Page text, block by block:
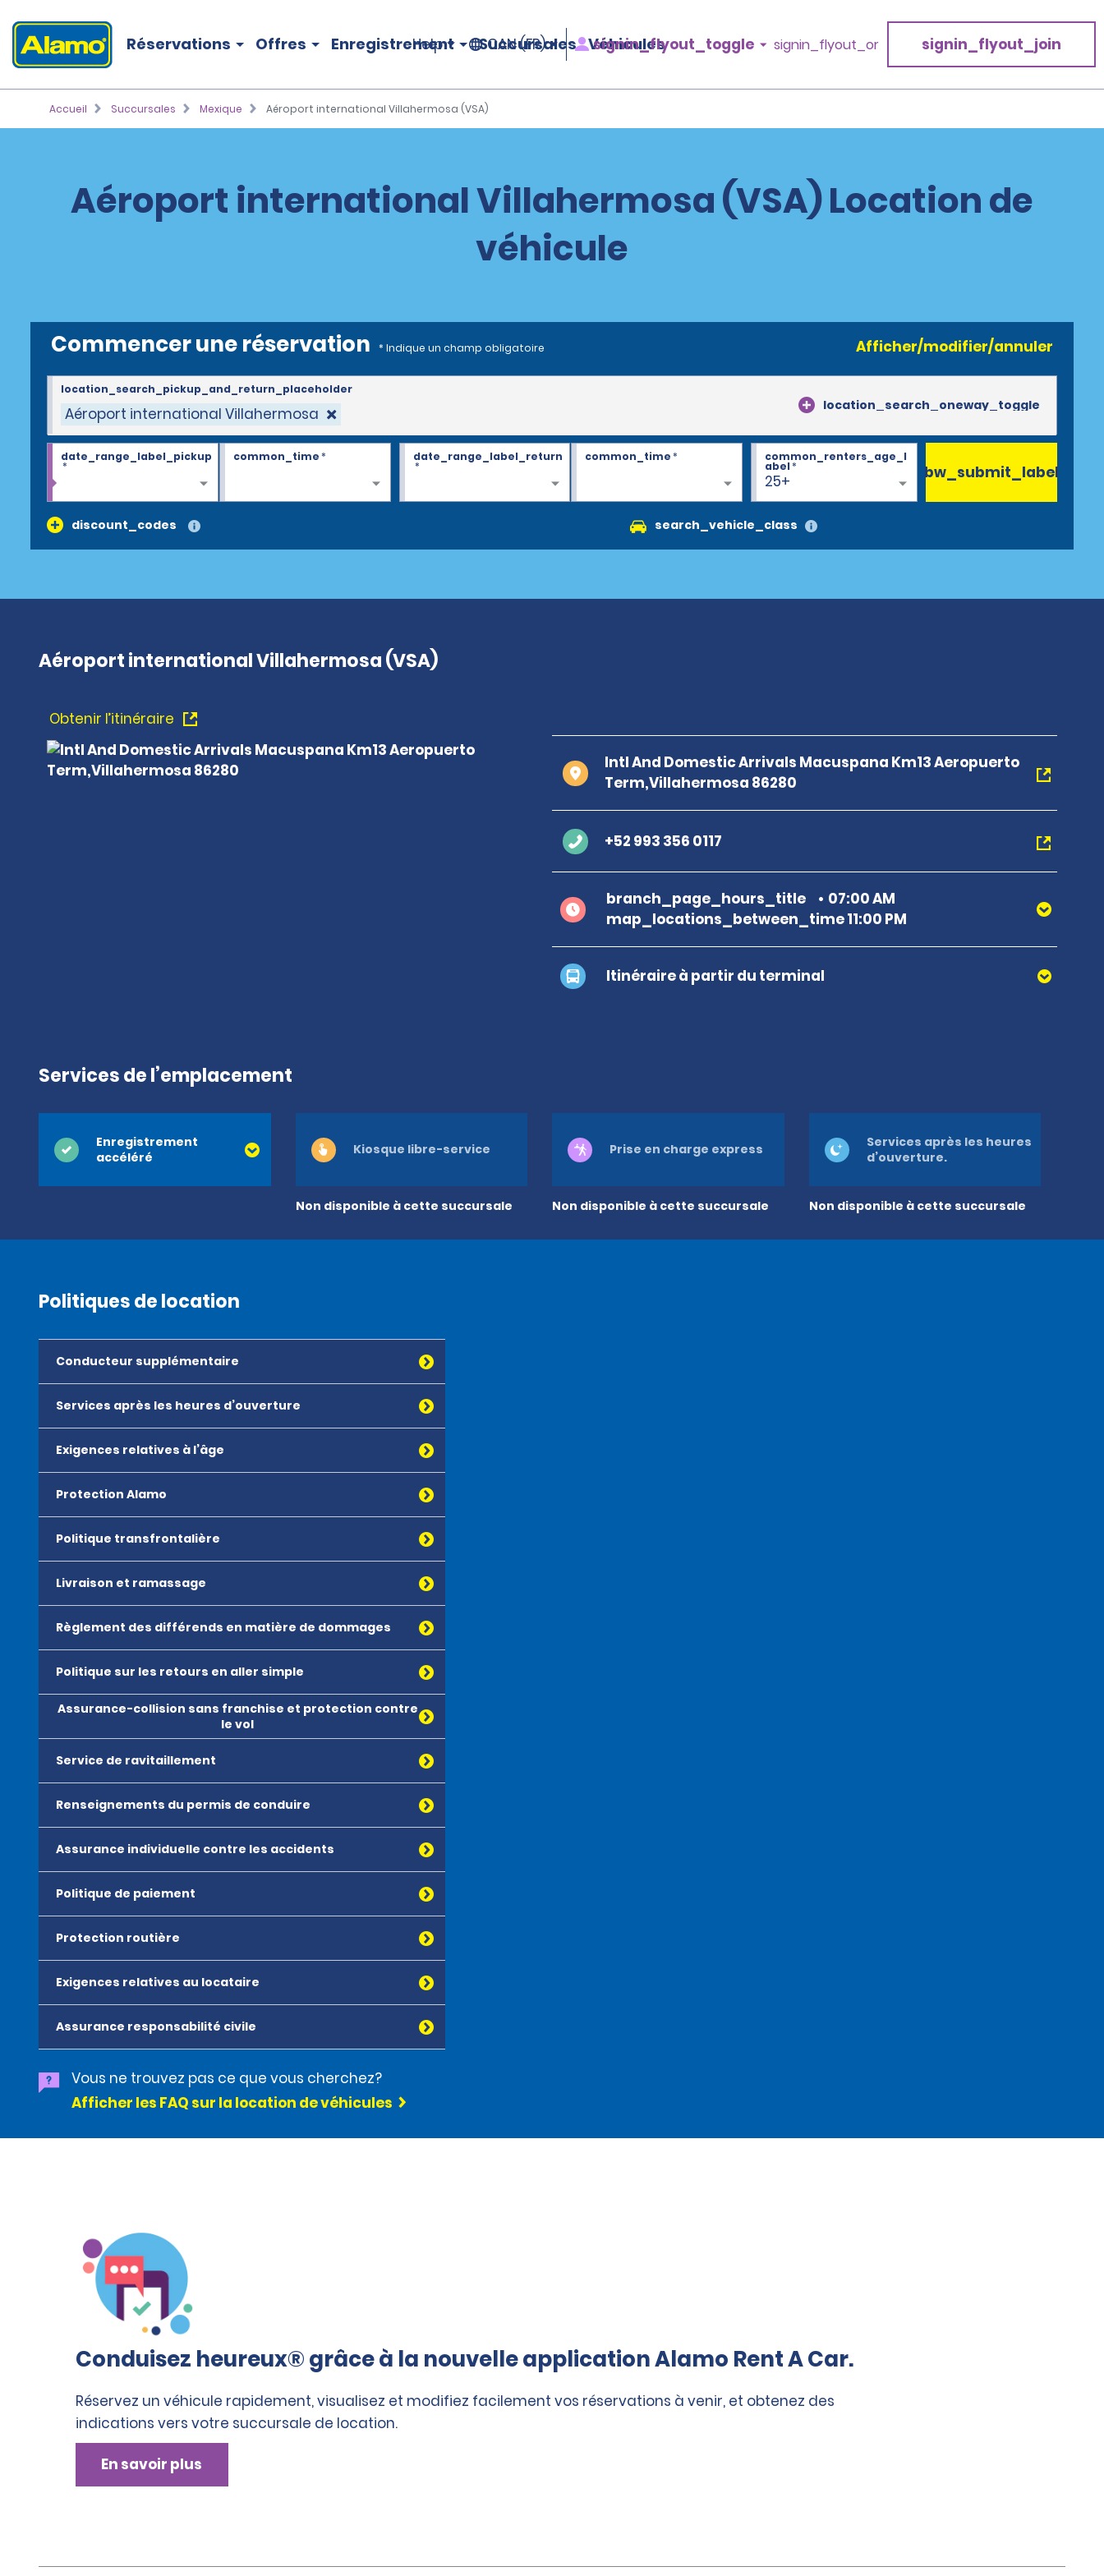
Réservations Offres Enregistrement Succursales Véhicules
Help CAN (FR) signin_flyout_toggle signin_flyout_or signin_flyout_join
Accueil Succursales Mexique Aéroport international Villahermosa (VSA)
Aéroport international Villahermosa (VSA) Location de
véhicule
Commencer une réservation * Indique un champ obligatoire Afficher/modifier/annuler
Aéroport international Villahermosa location_search_oneway_toggle
location_search_pickup_and_return_placeholder
date_range_label_pickup
*
common_time* date_range_label_return
*
common_time*
25+
common_renters_age_l
abel*
discount_codes search_vehicle_class
bw_submit_label
Aéroport international Villahermosa (VSA)
Obtenir l’itinéraire
Intl And Domestic Arrivals Macuspana Km13 Aeropuerto
Term,Villahermosa 86280
+52 993 356 0117
branch_page_hours_title
07:00 AM
map_locations_between_time 11:00 PM
Itinéraire à partir du terminal
Services de l’emplacement
Enregistrement
accéléré
Non disponible à cette succursale
Kiosque libre-service
Non disponible à cette succursale
Prise en charge express
Non disponible à cette succursale
Services après les heures
d’ouverture.
Politiques de location
Conducteur supplémentaire
Services après les heures d’ouverture
Exigences relatives à l’âge
Protection Alamo
Politique transfrontalière
Livraison et ramassage
Règlement des différends en matière de dommages
Politique sur les retours en aller simple
Assurance-collision sans franchise et protection contre
le vol
Service de ravitaillement
Renseignements du permis de conduire
Assurance individuelle contre les accidents
Politique de paiement
Protection routière
Exigences relatives au locataire
Assurance responsabilité civile
Vous ne trouvez pas ce que vous cherchez?
Afficher les FAQ sur la location de véhicules
Conduisez heureux® grâce à la nouvelle application Alamo Rent A Car.
Réservez un véhicule rapidement, visualisez et modifiez facilement vos réservations à venir, et obtenez des
indications vers votre succursale de location.
En savoir plus